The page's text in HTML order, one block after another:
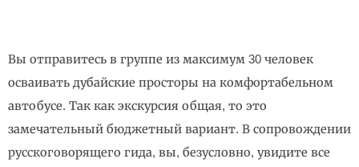
Вы отправитесь в группе из максимум 30 человек
осваивать дубайские просторы на комфортабельном
автобусе. Так как экскурсия общая, то это
замечательный бюджетный вариант. В сопровождении
русскоговорящего гида, вы, безусловно, увидите все